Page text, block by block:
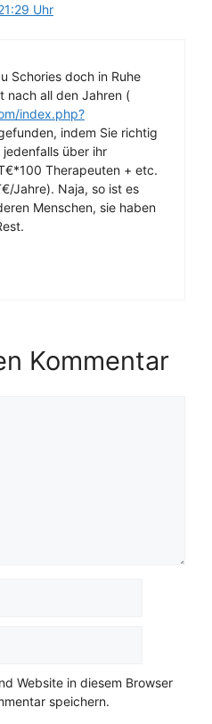
Uhr
Schories doch in Ruhe
nach all den Jahren (
index.php?
indem Sie richtig
über ihr
Therapeuten + etc.
Jahre). Naja, so ist es
Menschen, sie haben
Kommentar
Website in diesem Browser
speichern.